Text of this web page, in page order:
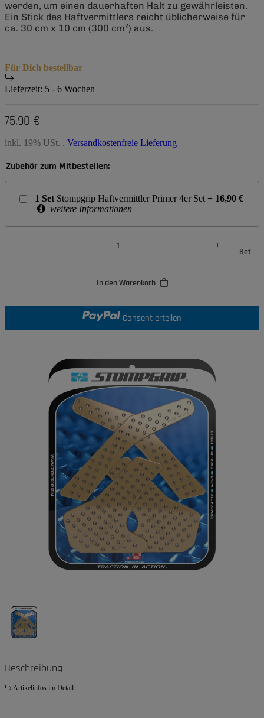
werden, um einen dauerhaften Halt zu gewährleisten.
Ein Stick des Haftvermittlers reicht üblicherweise für
ca. 30 cm x 10 cm (300 cm²) aus.
Für Dich bestellbar
Lieferzeit: 5 - 6 Wochen
75,90 €
inkl. 19% USt. , Versandkostenfreie Lieferung
Zubehör zum Mitbestellen:
1 Set Stompgrip Haftvermittler Primer 4er Set + 16,90 €
weitere Informationen
Set
In den Warenkorb
Consent erteilen
Beschreibung
Artikelinfos im Detail